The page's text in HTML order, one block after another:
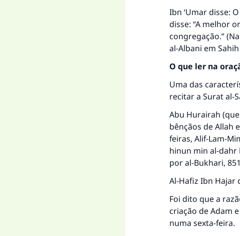
Ibn ‘Umar disse:
disse: “A melhor
congregação.”
al-Albani em Sahih
O que ler na
Uma das
recitar a Surat al-
Abu Hurairah
bênçãos de Allah
feiras, Alif-Lam-
hinun min al-dahr
por al-Bukhari,
Al-Hafiz Ibn Hajar
Foi dito que a
criação de Adam
numa sexta-feira.